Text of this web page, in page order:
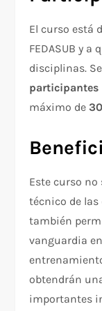
El curso está
FEDASUB y
disciplinas.
participantes
máximo de
Este curso
técnico de
también
vanguardia
obtendrán
importantes